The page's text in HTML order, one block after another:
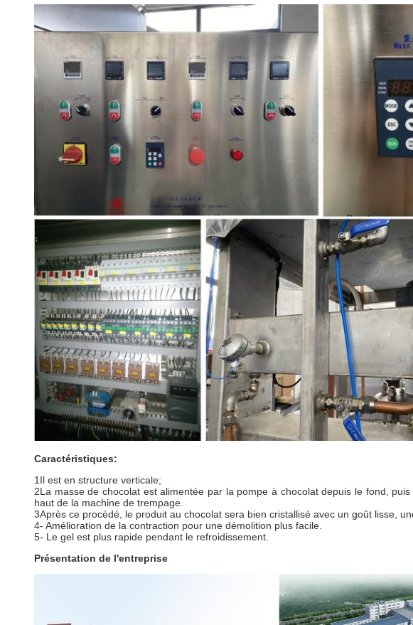
Caractéristiques:
1Il est en structure verticale;
2La masse de chocolat est alimentée par la pompe à chocolat depuis le fond,
haut de la machine de trempage.
3Après ce procédé, le produit au chocolat sera bien cristallisé avec un goût lisse,
4- Amélioration de la contraction pour une démolition plus facile.
5- Le gel est plus rapide pendant le refroidissement.
Présentation de l'entreprise